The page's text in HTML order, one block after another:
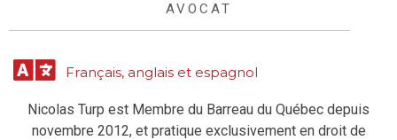
AVOCAT
Français, anglais et espagnol
Nicolas Turp est Membre du Barreau du Québec depuis
novembre 2012, et pratique exclusivement en droit de